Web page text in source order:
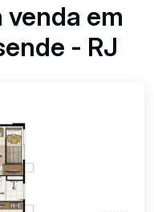
em
- RJ